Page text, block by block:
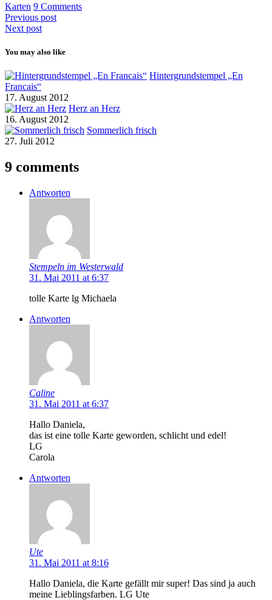
Karten 9 Comments
Previous post
Next post
You may also like
Hintergrundstempel „En
Francais“
17. August 2012
Herz an Herz
16. August 2012
Sommerlich frisch
27. Juli 2012
9 comments
Antworten
Stempeln im Westerwald
31. Mai 2011 at 6:37
tolle Karte lg Michaela
Antworten
Caline
31. Mai 2011 at 6:37
Hallo Daniela,
das ist eine tolle Karte geworden, schlicht und edel!
LG
Carola
Antworten
Ute
31. Mai 2011 at 8:16
Hallo Daniela, die Karte gefällt mir super! Das sind ja auch
meine Lieblingsfarben. LG Ute